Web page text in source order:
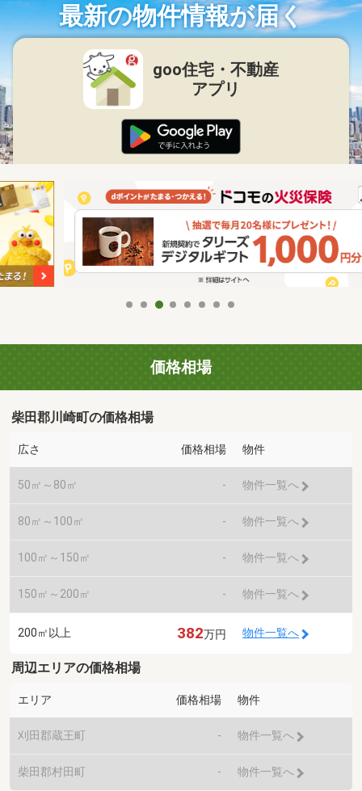
最新の物件情報が届く
goo住宅・不動産
アプリ
価格相場
柴田郡川崎町の価格相場
広さ 価格相場 物件
50㎡～80㎡ - 物件一覧へ
80㎡～100㎡ - 物件一覧へ
100㎡～150㎡ - 物件一覧へ
150㎡～200㎡ - 物件一覧へ
200㎡以上 382万円 物件一覧へ
周辺エリアの価格相場
エリア 価格相場 物件
刈田郡蔵王町 - 物件一覧へ
柴田郡村田町 - 物件一覧へ